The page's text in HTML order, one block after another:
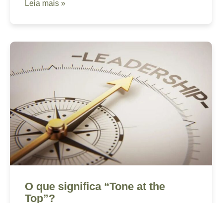
Leia mais »
O que significa “Tone at the
Top”?